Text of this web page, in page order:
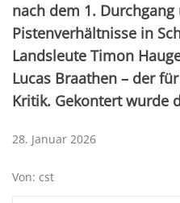
nach dem 1.
Pistenverhältnisse in
Landsleute Timon
Lucas Braathen – der
Kritik. Gekontert wurde
28. Januar 2026
Von: cst